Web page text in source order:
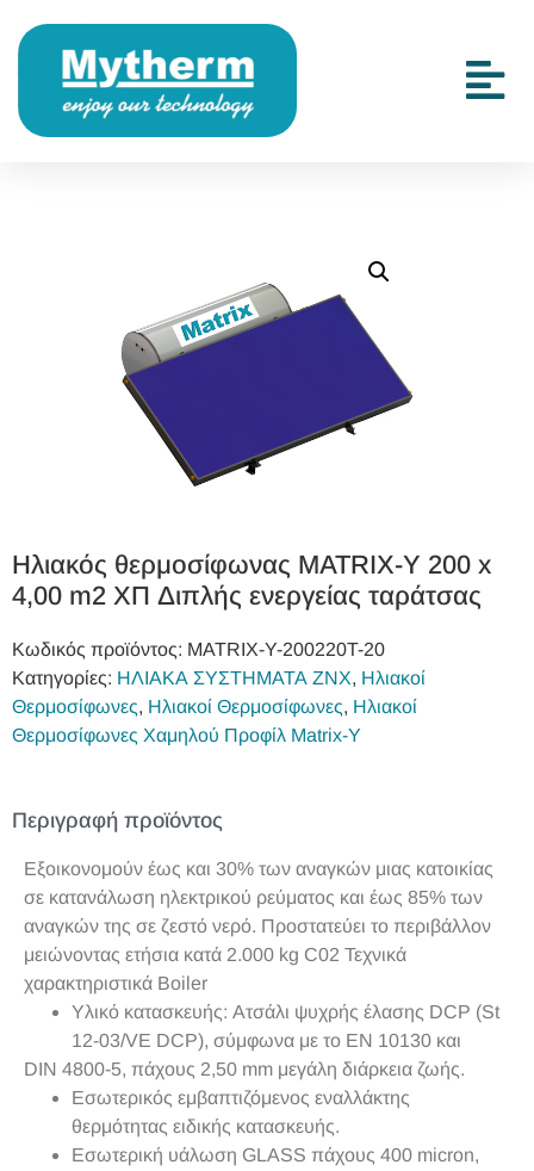
Ηλιακός θερμοσίφωνας MATRIX-Y 200 x
4,00 m2 ΧΠ Διπλής ενεργείας ταράτσας
Κωδικός προϊόντος: MATRIX-Y-200220T-20
Κατηγορίες: ΗΛΙΑΚΑ ΣΥΣΤΗΜΑΤΑ ΖΝΧ, Ηλιακοί
Θερμοσίφωνες, Ηλιακοί Θερμοσίφωνες, Ηλιακοί
Θερμοσίφωνες Χαμηλού Προφίλ Matrix-Y
Περιγραφή προϊόντος
Εξοικονομούν έως και 30% των αναγκών μιας κατοικίας
σε κατανάλωση ηλεκτρικού ρεύματος και έως 85% των
αναγκών της σε ζεστό νερό. Προστατεύει το περιβάλλον
μειώνοντας ετήσια κατά 2.000 kg C02 Τεχνικά
χαρακτηριστικά Boiler
Υλικό κατασκευής: Ατσάλι ψυχρής έλασης DCP (St
12-03/VE DCP), σύμφωνα με το EN 10130 και
DIN 4800-5, πάχους 2,50 mm μεγάλη διάρκεια ζωής.
Εσωτερικός εμβαπτιζόμενος εναλλάκτης
θερμότητας ειδικής κατασκευής.
Εσωτερική υάλωση GLASS πάχους 400 micron,